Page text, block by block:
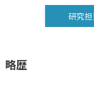
スポーツボランティ
スポーツ政策・予算
研究
略歴